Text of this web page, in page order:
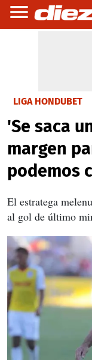
LIGA HONDUBET
'Se saca
margen
podemos
El estratega
al gol de último